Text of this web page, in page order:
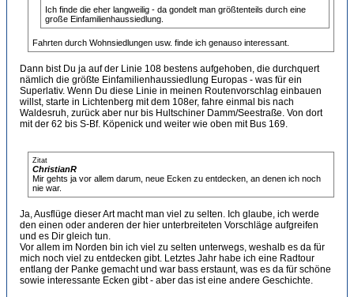
Ich finde die eher langweilig - da gondelt man größtenteils durch eine
große Einfamilienhaussiedlung.
Fahrten durch Wohnsiedlungen usw. finde ich genauso interessant.
Dann bist Du ja auf der Linie 108 bestens aufgehoben, die durchquert
nämlich die größte Einfamilienhaussiedlung Europas - was für ein
Superlativ. Wenn Du diese Linie in meinen Routenvorschlag einbauen
willst, starte in Lichtenberg mit dem 108er, fahre einmal bis nach
Waldesruh, zurück aber nur bis Hultschiner Damm/Seestraße. Von dort
mit der 62 bis S-Bf. Köpenick und weiter wie oben mit Bus 169.
Zitat
ChristianR
Mir gehts ja vor allem darum, neue Ecken zu entdecken, an denen ich noch
nie war.
Ja, Ausflüge dieser Art macht man viel zu selten. Ich glaube, ich werde
den einen oder anderen der hier unterbreiteten Vorschläge aufgreifen
und es Dir gleich tun.
Vor allem im Norden bin ich viel zu selten unterwegs, weshalb es da für
mich noch viel zu entdecken gibt. Letztes Jahr habe ich eine Radtour
entlang der Panke gemacht und war bass erstaunt, was es da für schöne
sowie interessante Ecken gibt - aber das ist eine andere Geschichte.